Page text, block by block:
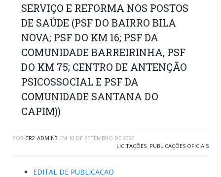
SERVIÇO E REFORMA NOS POSTOS
DE SAÚDE (PSF DO BAIRRO BILA
NOVA; PSF DO KM 16; PSF DA
COMUNIDADE BARREIRINHA, PSF
DO KM 75; CENTRO DE ANTENÇÃO
PSICOSSOCIAL E PSF DA
COMUNIDADE SANTANA DO
CAPIM))
POR CR2-ADMIN3 EM 10 DE SETEMBRO DE 2020
LICITAÇÕES, PUBLICAÇÕES OFICIAIS
EDITAL DE PUBLICACAO